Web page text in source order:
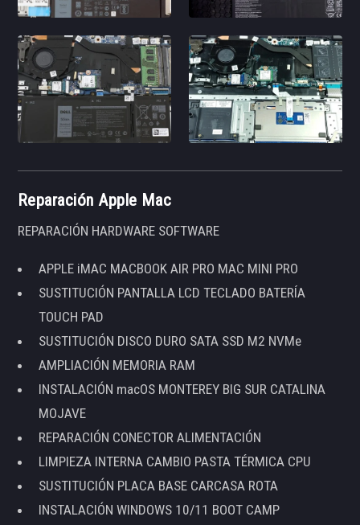
Reparación Apple Mac
REPARACIÓN HARDWARE SOFTWARE
APPLE iMAC MACBOOK AIR PRO MAC MINI PRO
SUSTITUCIÓN PANTALLA LCD TECLADO BATERÍA
TOUCH PAD
SUSTITUCIÓN DISCO DURO SATA SSD M2 NVMe
AMPLIACIÓN MEMORIA RAM
INSTALACIÓN macOS MONTEREY BIG SUR CATALINA
MOJAVE
REPARACIÓN CONECTOR ALIMENTACIÓN
LIMPIEZA INTERNA CAMBIO PASTA TÉRMICA CPU
SUSTITUCIÓN PLACA BASE CARCASA ROTA
INSTALACIÓN WINDOWS 10/11 BOOT CAMP